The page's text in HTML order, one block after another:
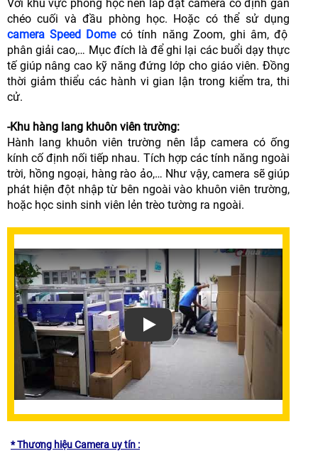
Với khu vực phòng học nên lắp đặt camera cố định gắn
chéo cuối và đầu phòng học. Hoặc có thể sử dụng
camera Speed Dome có tính năng Zoom, ghi âm, độ
phân giải cao,… Mục đích là để ghi lại các buổi dạy thực
tế giúp nâng cao kỹ năng đứng lớp cho giáo viên. Đồng
thời giảm thiểu các hành vi gian lận trong kiểm tra, thi
cử.
-Khu hàng lang khuôn viên trường:
Hành lang khuôn viên trường nên lắp camera có ống
kính cố định nối tiếp nhau. Tích hợp các tính năng ngoài
trời, hồng ngoại, hàng rào ảo,… Như vậy, camera sẽ giúp
phát hiện đột nhập từ bên ngoài vào khuôn viên trường,
hoặc học sinh sinh viên lẻn trèo tường ra ngoài.
Xem video Giải Pháp Lắp Đặt Camera
* Thương hiệu Camera uy tín :